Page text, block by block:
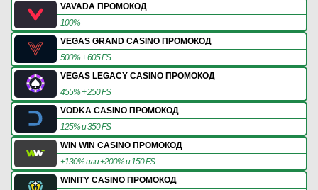
VAVADA ПРОМОКОД
100%
VEGAS GRAND CASINO ПРОМОКОД
500% + 605 FS
VEGAS LEGACY CASINO ПРОМОКОД
455% + 250 FS
VODKA CASINO ПРОМОКОД
125% и 350 FS
WIN WIN CASINO ПРОМОКОД
+130% или +200% и 150 FS
WINITY CASINO ПРОМОКОД